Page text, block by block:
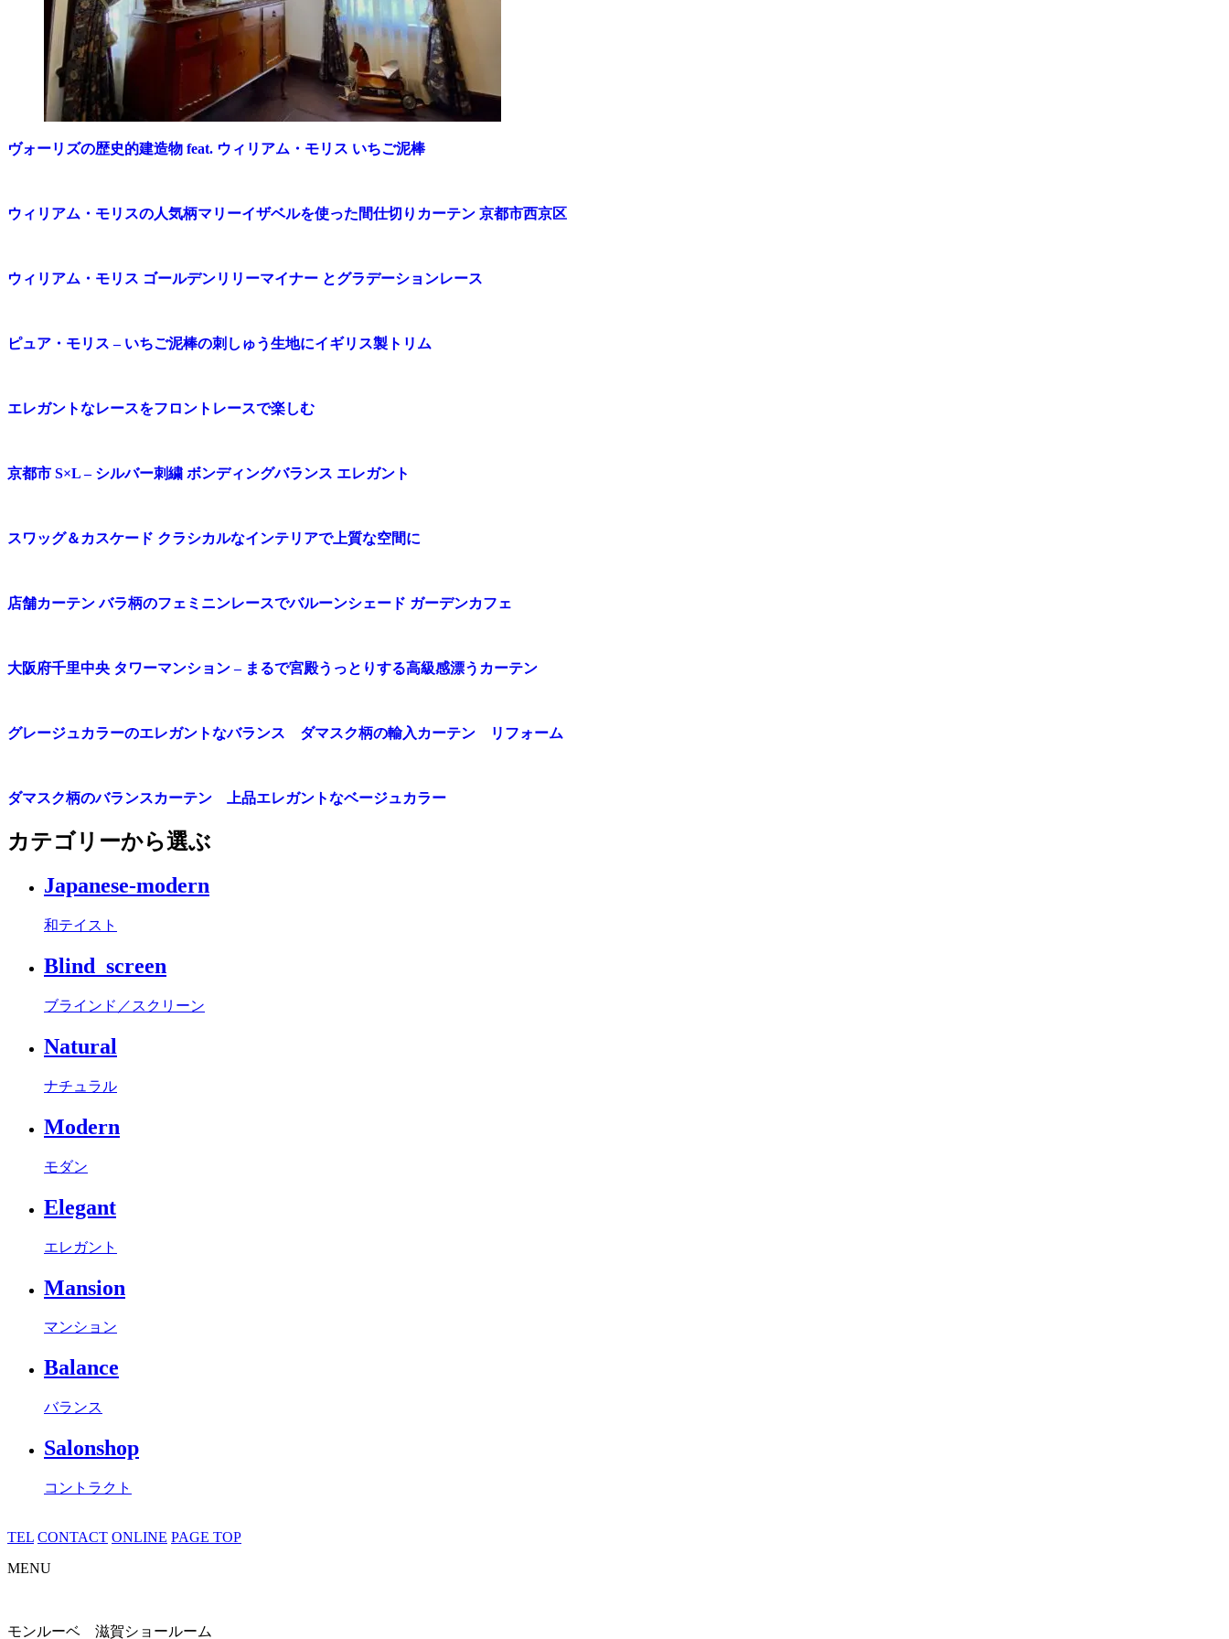
ヴォーリズの歴史的建造物 feat. ウィリアム・モリス いちご泥棒
ウィリアム・モリスの人気柄マリーイザベルを使った間仕切りカーテン 京都市西京区
ウィリアム・モリス ゴールデンリリーマイナー とグラデーションレース
ピュア・モリス – いちご泥棒の刺しゅう生地にイギリス製トリム
エレガントなレースをフロントレースで楽しむ
京都市 S×L – シルバー刺繍 ボンディングバランス エレガント
スワッグ＆カスケード クラシカルなインテリアで上質な空間に
店舗カーテン バラ柄のフェミニンレースでバルーンシェード ガーデンカフェ
大阪府千里中央 タワーマンション – まるで宮殿うっとりする高級感漂うカーテン
グレージュカラーのエレガントなバランス ダマスク柄の輸入カーテン リフォーム
ダマスク柄のバランスカーテン 上品エレガントなベージュカラー
カテゴリーから選ぶ
Japanese-modern
和テイスト
Blind_screen
ブラインド／スクリーン
Natural
ナチュラル
Modern
モダン
Elegant
エレガント
Mansion
マンション
Balance
バランス
Salonshop
コントラクト
TEL CONTACT ONLINE PAGE TOP
MENU
モンルーベ 滋賀ショールーム